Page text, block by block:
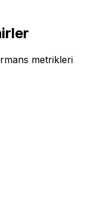
metrikleri